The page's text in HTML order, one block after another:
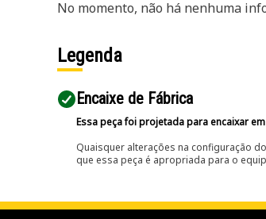
No momento, não há nenhuma
Legenda
Encaixe de Fábrica
Essa peça foi projetada para encaixar
Quaisquer alterações na configuração
que essa peça é apropriada para o